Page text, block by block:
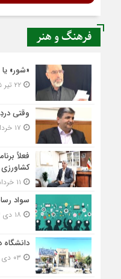
فرهنگ و هنر
«شور»
۲۲ تیر ۱۴۰۵ - ۹:۵۲
وقتی
فعلاً
کشاورزی
سواد
دانشگاه